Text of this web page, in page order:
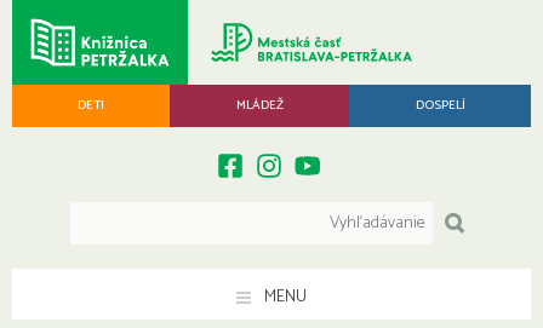
DETI MLÁDEŽ DOSPELÍ
MENU